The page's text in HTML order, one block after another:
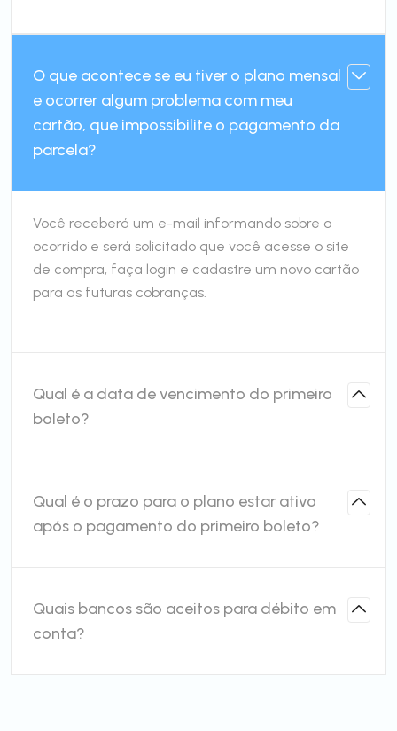
O que acontece se eu tiver o plano mensal
e ocorrer algum problema com meu
cartão, que impossibilite o pagamento da
parcela?
Você receberá um e-mail informando sobre o
ocorrido e será solicitado que você acesse o site
de compra, faça login e cadastre um novo cartão
para as futuras cobranças.
Qual é a data de vencimento do primeiro
boleto?
Qual é o prazo para o plano estar ativo
após o pagamento do primeiro boleto?
Quais bancos são aceitos para débito em
conta?